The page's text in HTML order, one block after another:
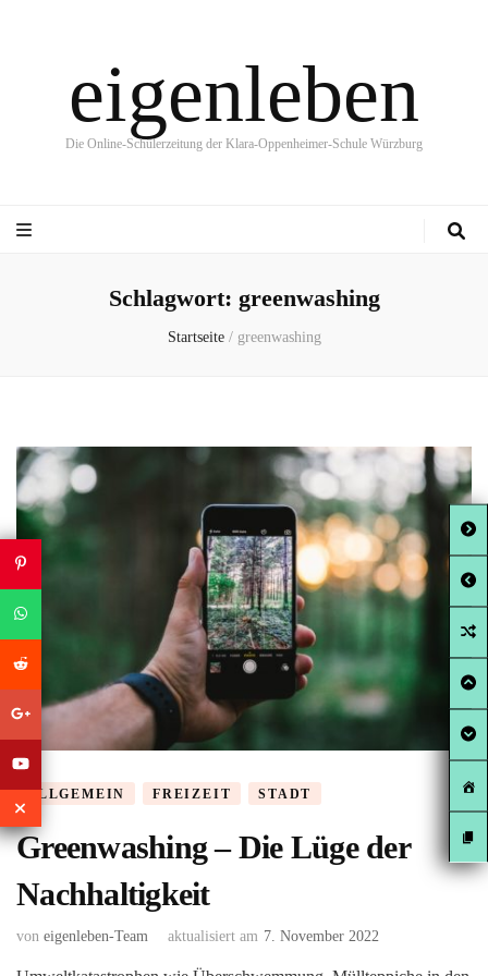
eigenleben
Die Online-Schülerzeitung der Klara-Oppenheimer-Schule Würzburg
Schlagwort: greenwashing
Startseite / greenwashing
ALLGEMEIN FREIZEIT STADT
Greenwashing – Die Lüge der
Nachhaltigkeit
von eigenleben-Team aktualisiert am 7. November 2022